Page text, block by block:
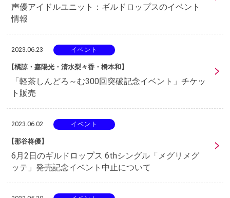
声優アイドルユニット：ギルドロップスのイベント
情報
2023.06.23 イベント
【橘諒・嘉陽光・清水梨々香・橋本和】
「軽茶しんどろ～む300回突破記念イベント」チケッ
ト販売
2023.06.02 イベント
【那谷柊優】
6月2日のギルドロップス 6thシングル「メグリメグ
ッテ」発売記念イベント中止について